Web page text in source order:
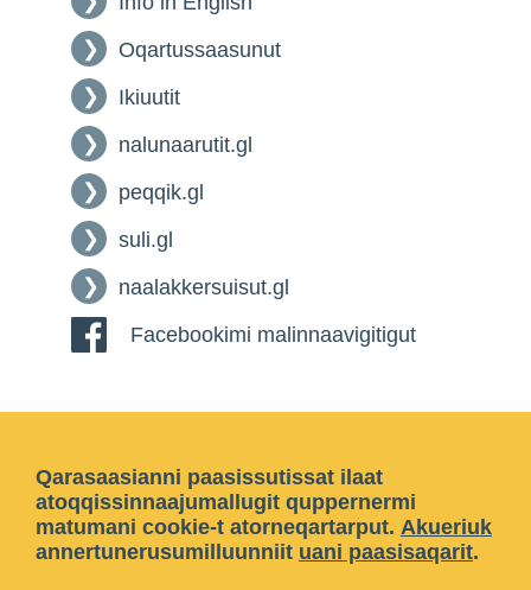
Oqartussaasunut
Ikiuutit
nalunaarutit.gl
peqqik.gl
suli.gl
naalakkersuisut.gl
Facebookimi malinnaavigitigut
Qarasaasianni paasissutissat ilaat
atoqqissinnaajumallugit quppernermi
matumani cookie-t atorneqartarput. Akueriuk
annertunerusumilluunniit uani paasisaqarit.